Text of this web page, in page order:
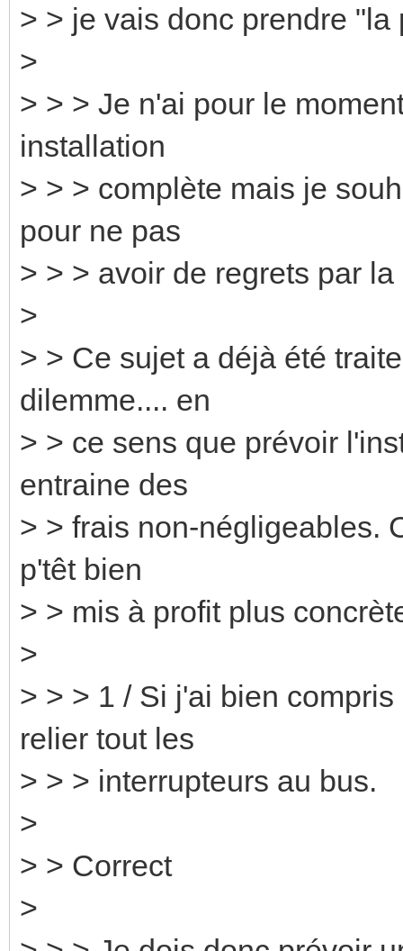
> > je vais donc prendre
>
> > > Je n'ai pour le
installation
> > > complète mais je
pour ne pas
> > > avoir de regrets par la
>
> > Ce sujet a déjà été
dilemme.... en
> > ce sens que prévoir
entraine des
> > frais non-négligeables.
p'têt bien
> > mis à profit plus
>
> > > 1 / Si j'ai bien
relier tout les
> > > interrupteurs au bus.
>
> > Correct
>